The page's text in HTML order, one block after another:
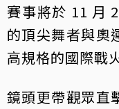
賽事將於 11 月
的頂尖舞者與奧
高規格的國際戰
鏡頭更帶觀眾直